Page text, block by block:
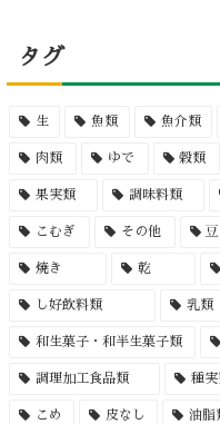
タグ
生 魚類 魚介類
肉類 ゆで 穀類
果実類 調味料類
こむぎ その他
焼き 乾
し好飲料類 乳類
和生菓子・和半生菓子類
調理加工食品類 種実
こめ 皮なし 油脂